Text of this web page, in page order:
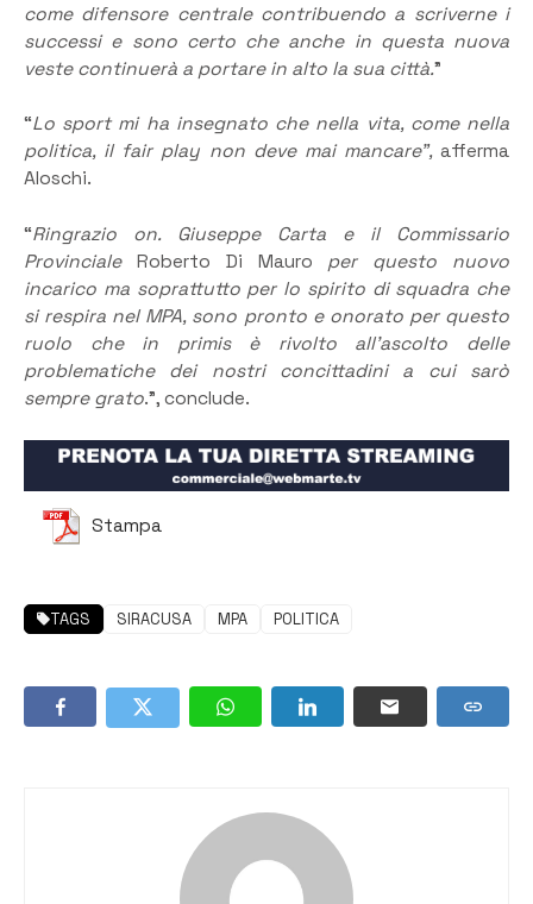
come difensore centrale contribuendo a scriverne i
successi e sono certo che anche in questa nuova
veste continuerà a portare in alto la sua città.”
“Lo sport mi ha insegnato che nella vita, come nella
politica, il fair play non deve mai mancare”, afferma
Aloschi.
“Ringrazio on. Giuseppe Carta e il Commissario
Provinciale Roberto Di Mauro per questo nuovo
incarico ma soprattutto per lo spirito di squadra che
si respira nel MPA, sono pronto e onorato per questo
ruolo che in primis è rivolto all’ascolto delle
problematiche dei nostri concittadini a cui sarò
sempre grato.”, conclude.
Stampa
TAGS SIRACUSA MPA POLITICA